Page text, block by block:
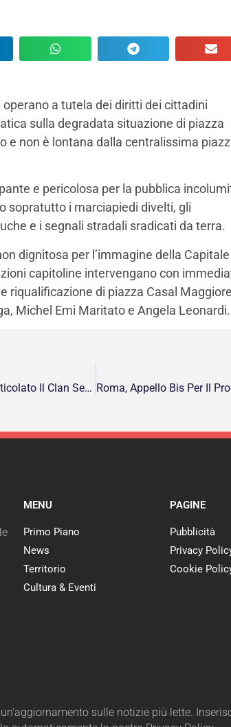
a tutela dei diritti dei cittadini
sulla degradata situazione di piazza
e non è lontana dalla centralissima
e pericolosa per la pubblica
sopratutto i marciapiedi divelti, gli
e i segnali stradali sradicati da terra.
dignitosa per l’immagine della Capitale
capitoline intervengano con
riqualificazione di piazza Casal
Michel Emi Maritato e Angela Leonardi.
“Roma Come Centro Della Droga”. Disarticolato Il Clan Senese
MENU
Primo Piano
News
Territorio
Cultura & Eventi
PAGINE
Pubblicità
Privacy
Cookie
sulle notizie più lette.